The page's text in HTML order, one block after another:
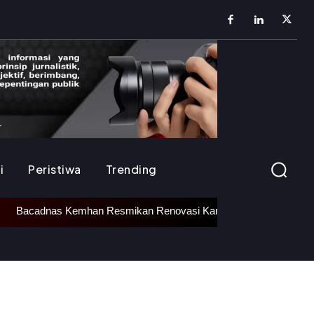
Peristiwa Trending
Bacadnas Kemhan Resmikan Renovasi Kantor LVRI dan Bedah